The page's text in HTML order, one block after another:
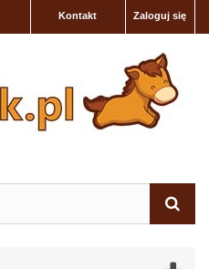
Zaloguj się
Kontakt